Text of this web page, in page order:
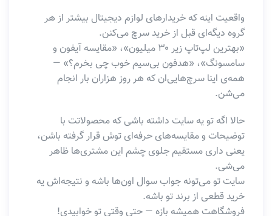
واقعیت اینه که خریدارهای لوازم دیجیتال بیشتر از هر
گروه دیگه‌ای قبل از خرید سرچ می‌کنن.
«بهترین لپ‌تاپ زیر ۳۰ میلیون»، «مقایسه آیفون و
سامسونگ»، «هدفون بی‌سیم خوب چی بخرم؟» —
همه‌ی اینا سرچ‌هایی‌ان که هر روز هزاران بار انجام
می‌شن.
حالا اگه تو یه سایت داشته باشی که محصولاتت با
توضیحات و مقایسه‌های حرفه‌ای توش قرار گرفته باشن،
یعنی داری مستقیم جلوی چشم این مشتری‌ها ظاهر
می‌شی.
سایت تو می‌تونه جواب سوال اون‌ها باشه و نتیجه‌اش یه
خرید قطعی از برند تو باشه.
فروشگاهت همیشه بازه — حتی وقتی تو خوابیدی!